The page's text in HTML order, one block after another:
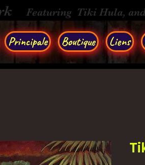
Featuring Tiki Hula,
Principale Boutique Liens